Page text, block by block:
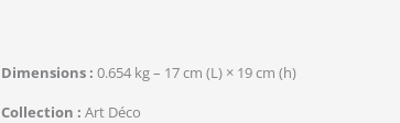
Dimensions 0.654 kg – 17 cm (L) × 19 cm (h)
Collection
Art Déco